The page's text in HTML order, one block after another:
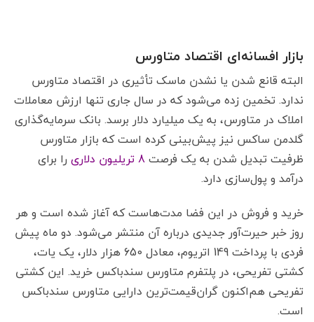
بازار افسانه‌ای اقتصاد متاورس
البته قانع شدن یا نشدن ماسک تأثیری در اقتصاد متاورس
ندارد. تخمین زده می‌شود که در سال جاری تنها ارزش معاملات
املاک در متاورس، به یک میلیارد دلار برسد. بانک سرمایه‌گذاری
گلدمن ساکس نیز پیش‌بینی کرده است که بازار متاورس
ظرفیت تبدیل شدن به یک فرصت
را برای
درآمد و پول‌سازی دارد.
خرید و فروش در این فضا مدت‌هاست که آغاز شده است و هر
روز خبر حیرت‌آور جدیدی درباره آن منتشر می‌شود. دو ماه پیش
فردی با پرداخت 149 اتریوم، معادل 650 هزار دلار، یک یات،
کشتی تفریحی، در پلتفرم متاورس سندباکس خرید. این کشتی
تفریحی هم‌اکنون گران‌قیمت‌ترین دارایی متاورس سندباکس
است.